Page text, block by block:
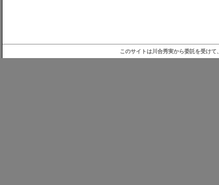
このサイトは川合秀実から委託を受け